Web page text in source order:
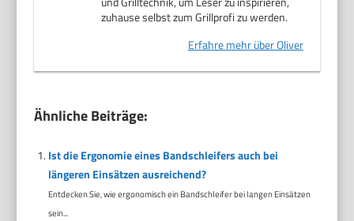
zuhause selbst zum Grillprofi zu werden.
Erfahre mehr über Oliver
Ähnliche Beiträge:
Ist die Ergonomie eines Bandschleifers auch bei
längeren Einsätzen ausreichend?
Entdecken Sie, wie ergonomisch ein Bandschleifer bei langen Einsätzen
sein...